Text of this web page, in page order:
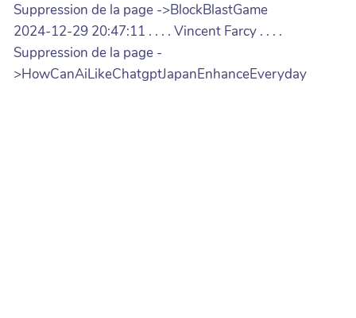
Suppression de la page ->BlockBlastGame
2024-12-29 20:47:11 . . . . Vincent Farcy . . . .
Suppression de la page -
>HowCanAiLikeChatgptJapanEnhanceEveryday